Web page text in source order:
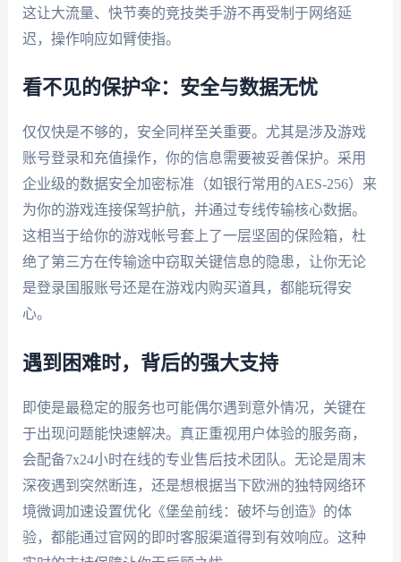
这让大流量、快节奏的竞技类手游不再受制于网络延
迟，操作响应如臂使指。
看不见的保护伞：安全与数据无忧
仅仅快是不够的，安全同样至关重要。尤其是涉及游戏
账号登录和充值操作，你的信息需要被妥善保护。采用
企业级的数据安全加密标准（如银行常用的AES-256）来
为你的游戏连接保驾护航，并通过专线传输核心数据。
这相当于给你的游戏帐号套上了一层坚固的保险箱，杜
绝了第三方在传输途中窃取关键信息的隐患，让你无论
是登录国服账号还是在游戏内购买道具，都能玩得安
心。
遇到困难时，背后的强大支持
即使是最稳定的服务也可能偶尔遇到意外情况，关键在
于出现问题能快速解决。真正重视用户体验的服务商，
会配备7x24小时在线的专业售后技术团队。无论是周末
深夜遇到突然断连，还是想根据当下欧洲的独特网络环
境微调加速设置优化《堡垒前线：破坏与创造》的体
验，都能通过官网的即时客服渠道得到有效响应。这种